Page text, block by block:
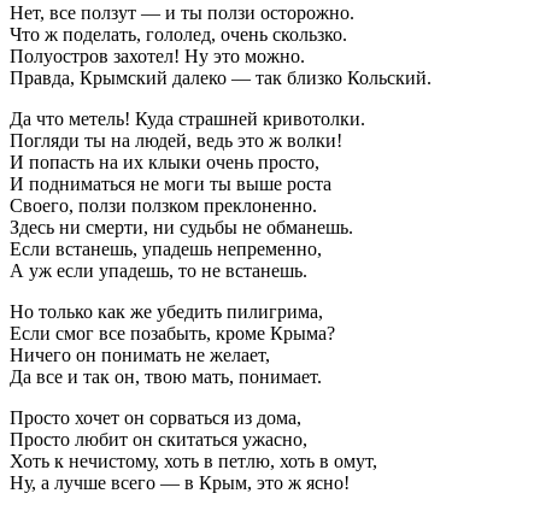
Нет, все ползут — и ты ползи осторожно.
Что ж поделать, гололед, очень скользко.
Полуостров захотел! Ну это можно.
Правда, Крымский далеко — так близко Кольский.
Да что метель! Куда страшней кривотолки.
Погляди ты на людей, ведь это ж волки!
И попасть на их клыки очень просто,
И подниматься не моги ты выше роста
Своего, ползи ползком преклоненно.
Здесь ни смерти, ни судьбы не обманешь.
Если встанешь, упадешь непременно,
А уж если упадешь, то не встанешь.
Но только как же убедить пилигрима,
Если смог все позабыть, кроме Крыма?
Ничего он понимать не желает,
Да все и так он, твою мать, понимает.
Просто хочет он сорваться из дома,
Просто любит он скитаться ужасно,
Хоть к нечистому, хоть в петлю, хоть в омут,
Ну, а лучше всего — в Крым, это ж ясно!